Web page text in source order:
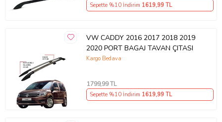
Sepette %10 İndirim 1619,99 TL
VW CADDY 2016 2017 2018 2019
2020 PORT BAGAJ TAVAN ÇITASI
Kargo Bedava
1799,99 TL
Sepette %10 İndirim 1619,99 TL